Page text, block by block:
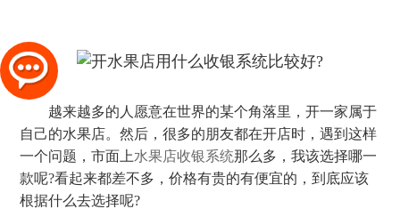
越来越多的人愿意在世界的某个角落里，开一家属于
自己的水果店。然后，很多的朋友都在开店时，遇到这样
一个问题，市面上水果店收银系统那么多，我该选择哪一
款呢?看起来都差不多，价格有贵的有便宜的，到底应该
根据什么去选择呢?